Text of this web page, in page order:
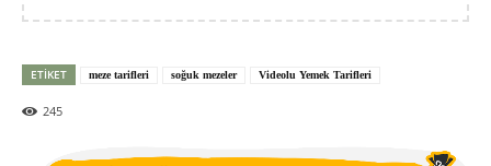
ETIKET meze tarifleri soğuk mezeler Videolu Yemek Tarifleri
245